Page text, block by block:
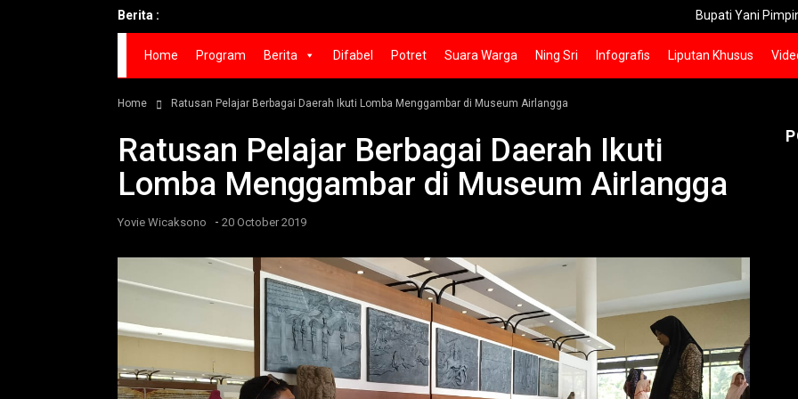
Berita : Bupati Yani Pimpin
Home Program Berita Difabel Potret Suara Warga Ning Sri Infografis Liputan Khusus
Home Ratusan Pelajar Berbagai Daerah Ikuti Lomba Menggambar di Museum Airlangga
Ratusan Pelajar Berbagai Daerah Ikuti
Lomba Menggambar di Museum Airlangga
Yovie Wicaksono - 20 October 2019